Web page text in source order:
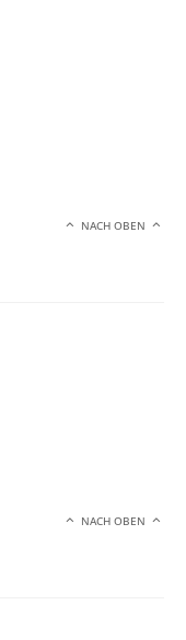
NACH OBEN
NACH OBEN